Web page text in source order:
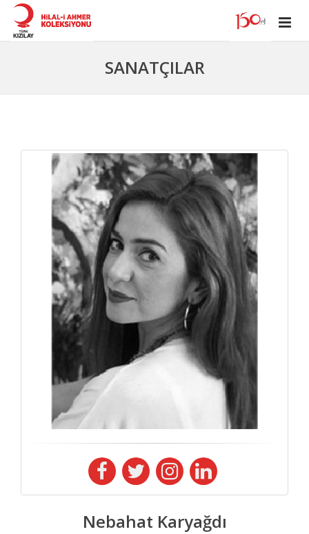
SANATÇILAR
Nebahat Karyağdı